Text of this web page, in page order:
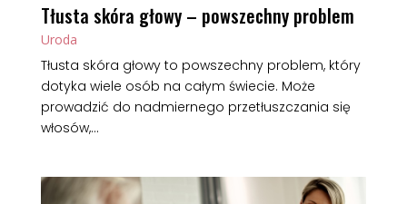
Tłusta skóra głowy – powszechny problem
Uroda
Tłusta skóra głowy to powszechny problem, który
dotyka wiele osób na całym świecie. Może
prowadzić do nadmiernego przetłuszczania się
włosów,...